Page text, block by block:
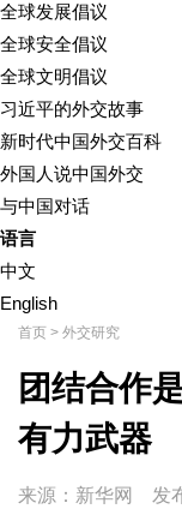
全球发展倡议
全球安全倡议
全球文明倡议
习近平的外交故事
新时代中国外交百科
外国人说中国外交
与中国对话
语言
中文
English
首页 > 外交研究
团结合作
有力武器
来源：新华网 发